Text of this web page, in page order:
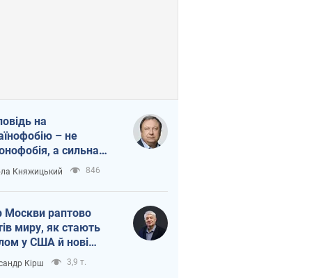
на
– не
а сильна
держава
Княжицький 846
Москви раптово
миру, як стають
у США й нові
топ-рейтинги
Кірш 3,9 т.